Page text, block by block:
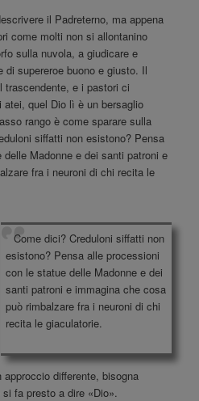
il Padreterno, ma appena
come molti non si allontanino
sulla nuvola, a giudicare e
di supereroe buono e giusto. Il
trascendente, e i pastori ci
atei, quel Dio lì è un bersaglio
rango è come sparare sulla
siffatti non esistono? Pensa
Madonne e dei santi patroni e
fra i neuroni di chi recita le
Come dici? Creduloni siffatti non
esistono? Pensa alle processioni
con le statue delle Madonne e dei
santi patroni e immagina che cosa
può rimbalzare fra i neuroni di chi
recita le giaculatorie.
differente, bisogna
fa presto a dire «Dio».